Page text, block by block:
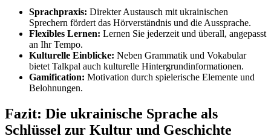
Sprachpraxis: Direkter Austausch mit ukrainischen
Sprechern fördert das Hörverständnis und die Aussprache.
Flexibles Lernen: Lernen Sie jederzeit und überall, angepasst
an Ihr Tempo.
Kulturelle Einblicke: Neben Grammatik und Vokabular
bietet Talkpal auch kulturelle Hintergrundinformationen.
Gamification: Motivation durch spielerische Elemente und
Belohnungen.
Fazit: Die ukrainische Sprache als
Schlüssel zur Kultur und Geschichte